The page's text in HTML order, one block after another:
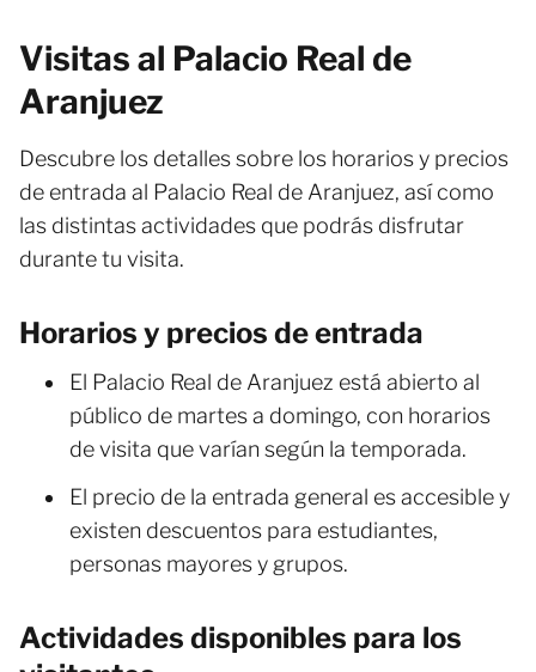
Visitas al Palacio Real de
Aranjuez
Descubre los detalles sobre los horarios y precios
de entrada al Palacio Real de Aranjuez, así como
las distintas actividades que podrás disfrutar
durante tu visita.
Horarios y precios de entrada
El Palacio Real de Aranjuez está abierto al
público de martes a domingo, con horarios
de visita que varían según la temporada.
El precio de la entrada general es accesible y
existen descuentos para estudiantes,
personas mayores y grupos.
Actividades disponibles para los